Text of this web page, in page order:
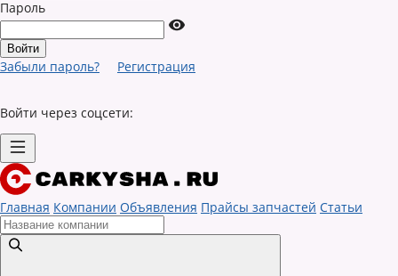
Пароль
Забыли пароль? Регистрация
Войти через соцсети:
Главная Компании Объявления Прайсы запчастей Статьи